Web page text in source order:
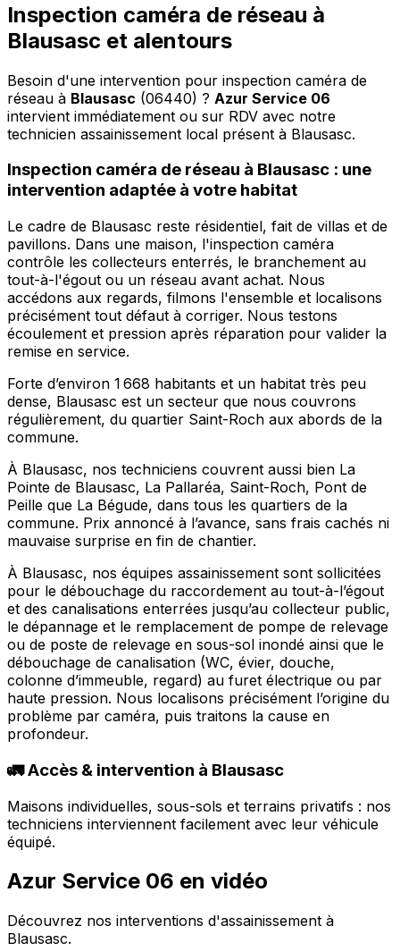
Inspection caméra de réseau à
Blausasc et alentours
Besoin d'une intervention pour inspection caméra de
réseau à Blausasc (06440) ? Azur Service 06
intervient immédiatement ou sur RDV avec notre
technicien assainissement local présent à Blausasc.
Inspection caméra de réseau à Blausasc : une
intervention adaptée à votre habitat
Le cadre de Blausasc reste résidentiel, fait de villas et de
pavillons. Dans une maison, l'inspection caméra
contrôle les collecteurs enterrés, le branchement au
tout-à-l'égout ou un réseau avant achat. Nous
accédons aux regards, filmons l'ensemble et localisons
précisément tout défaut à corriger. Nous testons
écoulement et pression après réparation pour valider la
remise en service.
Forte d’environ 1 668 habitants et un habitat très peu
dense, Blausasc est un secteur que nous couvrons
régulièrement, du quartier Saint-Roch aux abords de la
commune.
À Blausasc, nos techniciens couvrent aussi bien La
Pointe de Blausasc, La Pallaréa, Saint-Roch, Pont de
Peille que La Bégude, dans tous les quartiers de la
commune. Prix annoncé à l’avance, sans frais cachés ni
mauvaise surprise en fin de chantier.
À Blausasc, nos équipes assainissement sont sollicitées
pour le débouchage du raccordement au tout-à-l’égout
et des canalisations enterrées jusqu’au collecteur public,
le dépannage et le remplacement de pompe de relevage
ou de poste de relevage en sous-sol inondé ainsi que le
débouchage de canalisation (WC, évier, douche,
colonne d’immeuble, regard) au furet électrique ou par
haute pression. Nous localisons précisément l’origine du
problème par caméra, puis traitons la cause en
profondeur.
🚛 Accès & intervention à Blausasc
Maisons individuelles, sous-sols et terrains privatifs : nos
techniciens interviennent facilement avec leur véhicule
équipé.
Azur Service 06 en vidéo
Découvrez nos interventions d'assainissement à
Blausasc.